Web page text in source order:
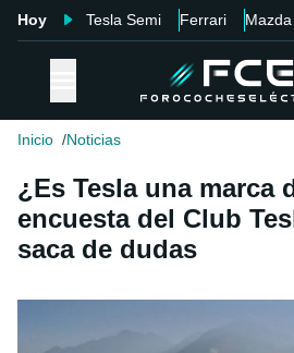
Hoy Tesla Semi Ferrari Mazda
Inicio Noticias
¿Es Tesla una marca
encuesta del Club
saca de dudas